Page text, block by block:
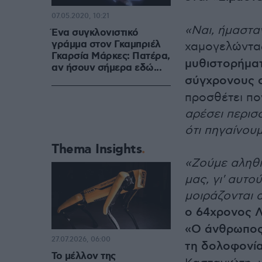
«Ναι,
σύγχρονους
προσθέτει
αρέσει
ότι
«Ζούμε
μας, γι'
μοιράζονται
ο 64χρονος
«Ο
τη
Ένα συγκλονιστικό
γράμμα στον Γκαμπριέλ
Γκαρσία Μάρκες: Πατέρα,
αν ήσουν σήμερα εδώ...
07.05.2020, 10:21
Thema Insights
Το μέλλον της
27.07.2026, 06:00